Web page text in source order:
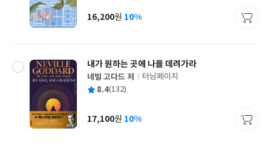
사
가
16,200원 10%
내가 원하는 곳에 나를 데려가라
글
쓴
네빌 고다드 저
출
사
터닝페이지
평 8.4(132)
가
17,100원 10%